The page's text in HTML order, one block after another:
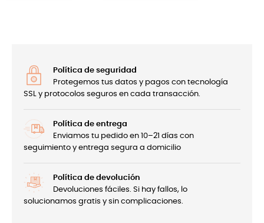
Política de seguridad
Protegemos tus datos y pagos con tecnología
SSL y protocolos seguros en cada transacción.
Política de entrega
Enviamos tu pedido en 10–21 días con
seguimiento y entrega segura a domicilio
Política de devolución
Devoluciones fáciles. Si hay fallos, lo
solucionamos gratis y sin complicaciones.